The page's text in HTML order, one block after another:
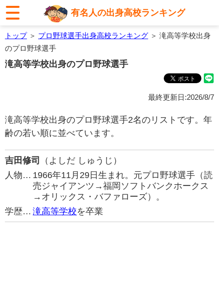
有名人の出身高校ランキング
トップ＞ プロ野球選手出身高校ランキング ＞ 滝高等学校出身
のプロ野球選手
滝高等学校出身のプロ野球選手
最終更新日:2026/8/7
滝高等学校出身のプロ野球選手2名のリストです。年
齢の若い順に並べています。
吉田修司
（よしだ しゅうじ）
人物… 1966年11月29日生まれ。元プロ野球選手（読
売ジャイアンツ→福岡ソフトバンクホークス
→オリックス・バファローズ）。
学歴… 滝高等学校を卒業